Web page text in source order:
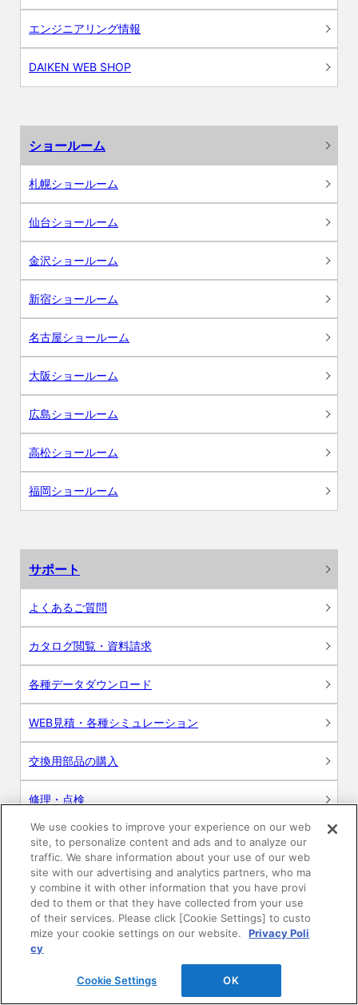
エンジニアリング情報
DAIKEN WEB SHOP
ショールーム
札幌ショールーム
仙台ショールーム
金沢ショールーム
新宿ショールーム
名古屋ショールーム
大阪ショールーム
広島ショールーム
高松ショールーム
福岡ショールーム
サポート
よくあるご質問
カタログ閲覧・資料請求
各種データダウンロード
WEB見積・各種シミュレーション
交換用部品の購入
修理・点検
お問い合わせ
ログイン
建築・設計関係者様向けサイト
ユーザー登録サービス
WEB見積システム
We use cookies to improve your experience on our web
site, to personalize content and ads and to analyze our
traffic. We share information about your use of our web
site with our advertising and analytics partners, who ma
y combine it with other information that you have provi
ded to them or that they have collected from your use
of their services. Please click [Cookie Settings] to custo
mize your cookie settings on our website.
Privacy Poli
cy
Cookie Settings OK